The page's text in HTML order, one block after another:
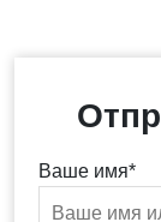
Ваше имя*